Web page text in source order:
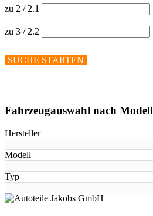
zu 2 / 2.1
zu 3 / 2.2
SUCHE STARTEN
Fahrzeugauswahl nach Modell
Hersteller
Modell
Typ